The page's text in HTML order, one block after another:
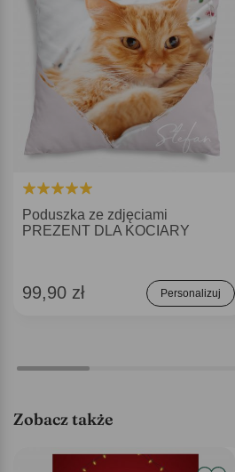
Poduszka ze zdjęciami
PREZENT DLA KOCIARY
99,90 zł Personalizuj
Zobacz także